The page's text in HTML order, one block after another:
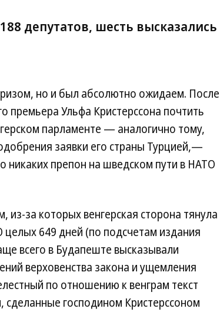
депутатов, шесть высказались
но и был абсолютно ожидаем. После
премьера Ульфа Кристерссона почтить
парламенте — аналогично тому,
заявки его страны Турцией,—
никаких препон на шведском пути в НАТО
за которых венгерская сторона тянула
649 дней (по подсчетам издания
всего в Будапеште высказывали
верховенства закона и ущемления
по отношению к венграм текст
господином Кристерссоном